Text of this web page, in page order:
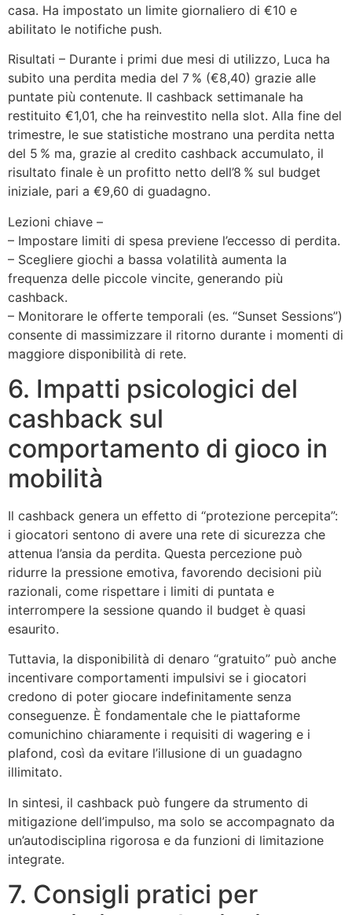
casa. Ha impostato un limite giornaliero di €10 e
abilitato le notifiche push.
Risultati – Durante i primi due mesi di utilizzo, Luca ha
subito una perdita media del 7 % (€8,40) grazie alle
puntate più contenute. Il cashback settimanale ha
restituito €1,01, che ha reinvestito nella slot. Alla fine del
trimestre, le sue statistiche mostrano una perdita netta
del 5 % ma, grazie al credito cashback accumulato, il
risultato finale è un profitto netto dell’8 % sul budget
iniziale, pari a €9,60 di guadagno.
Lezioni chiave –
– Impostare limiti di spesa previene l’eccesso di perdita.
– Scegliere giochi a bassa volatilità aumenta la
frequenza delle piccole vincite, generando più
cashback.
– Monitorare le offerte temporali (es. “Sunset Sessions”)
consente di massimizzare il ritorno durante i momenti di
maggiore disponibilità di rete.
6. Impatti psicologici del
cashback sul
comportamento di gioco in
mobilità
Il cashback genera un effetto di “protezione percepita”:
i giocatori sentono di avere una rete di sicurezza che
attenua l’ansia da perdita. Questa percezione può
ridurre la pressione emotiva, favorendo decisioni più
razionali, come rispettare i limiti di puntata e
interrompere la sessione quando il budget è quasi
esaurito.
Tuttavia, la disponibilità di denaro “gratuito” può anche
incentivare comportamenti impulsivi se i giocatori
credono di poter giocare indefinitamente senza
conseguenze. È fondamentale che le piattaforme
comunichino chiaramente i requisiti di wagering e i
plafond, così da evitare l’illusione di un guadagno
illimitato.
In sintesi, il cashback può fungere da strumento di
mitigazione dell’impulso, ma solo se accompagnato da
un’autodisciplina rigorosa e da funzioni di limitazione
integrate.
7. Consigli pratici per